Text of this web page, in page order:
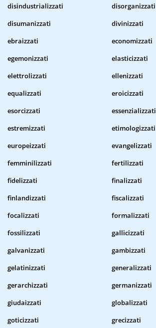
disindustrializzati
disorganizzati
disumanizzati
divinizzati
ebraizzati
economizzati
egemonizzati
elasticizzati
elettrolizzati
ellenizzati
equalizzati
eroicizzati
esorcizzati
essenzializzati
estremizzati
etimologizzati
europeizzati
evangelizzati
femminilizzati
fertilizzati
fidelizzati
finalizzati
finlandizzati
fiscalizzati
focalizzati
formalizzati
fossilizzati
gallicizzati
galvanizzati
gambizzati
gelatinizzati
generalizzati
gerarchizzati
germanizzati
giudaizzati
globalizzati
goticizzati
grecizzati